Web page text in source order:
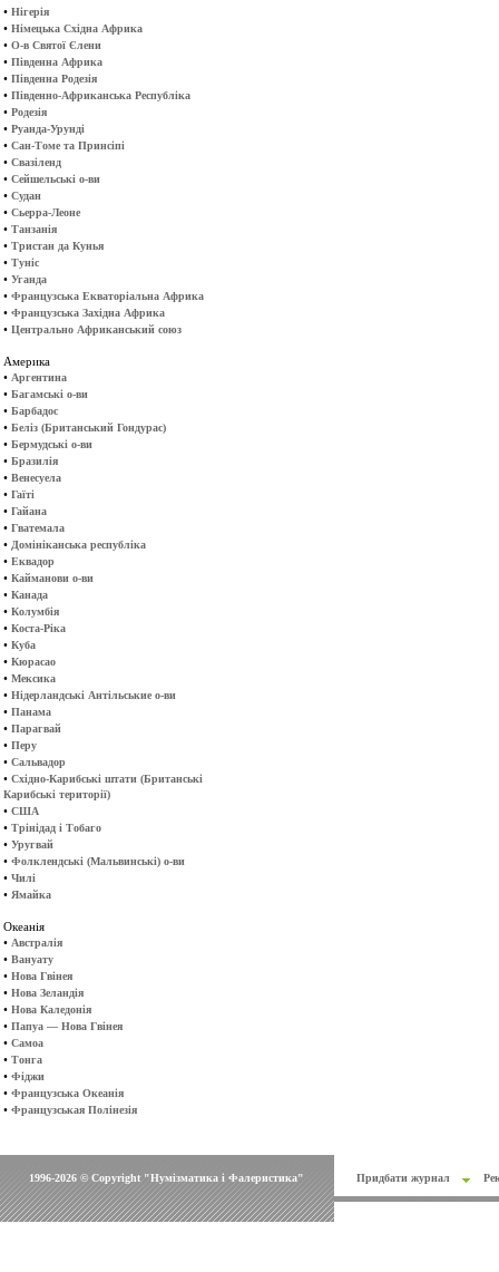
• Нігерія
• Німецька Східна Африка
• О-в Святої Єлени
• Південна Африка
• Південна Родезія
• Південно-Африканська Республіка
• Родезія
• Руанда-Урунді
• Сан-Томе та Принсіпі
• Свазіленд
• Сейшельські о-ви
• Судан
• Сьерра-Леоне
• Танзанія
• Тристан да Кунья
• Туніс
• Уганда
• Французська Екваторіальна Африка
• Французська Західна Африка
• Центрально Африканський союз
Америка
• Аргентина
• Багамські о-ви
• Барбадос
• Беліз (Британський Гондурас)
• Бермудські о-ви
• Бразилія
• Венесуела
• Гаїті
• Гайана
• Гватемала
• Домініканська республіка
• Еквадор
• Кайманови о-ви
• Канада
• Колумбія
• Коста-Ріка
• Куба
• Кюрасао
• Мексика
• Нідерландські Антільськие о-ви
• Панама
• Парагвай
• Перу
• Сальвадор
• Східно-Карибські штати (Британські
Карибські території)
• США
• Трінідад і Тобаго
• Уругвай
• Фолклендські (Мальвинські) о-ви
• Чилі
• Ямайка
Океанія
• Австралія
• Вануату
• Нова Гвінея
• Нова Зеландія
• Нова Каледонія
• Папуа — Нова Гвінея
• Самоа
• Тонга
• Фіджи
• Французська Океанія
• Французськая Полінезія
1996-2026 © Copyright "Нумізматика і Фалеристика" Придбати журнал